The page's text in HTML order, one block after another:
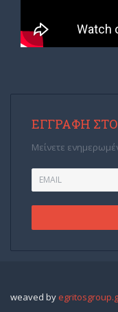
ΕΓΓΡΑΦΉ ΣΤΟ
Μείνετε
weaved by